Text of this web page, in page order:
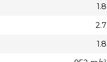
1.8
2.7
1.8